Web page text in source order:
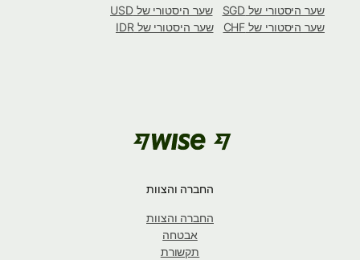
שער היסטורי של SGD
שער היסטורי של USD
שער היסטורי של CHF
שער היסטורי של IDR
החברה והצוות
החברה והצוות
אבטחה
תקשורת